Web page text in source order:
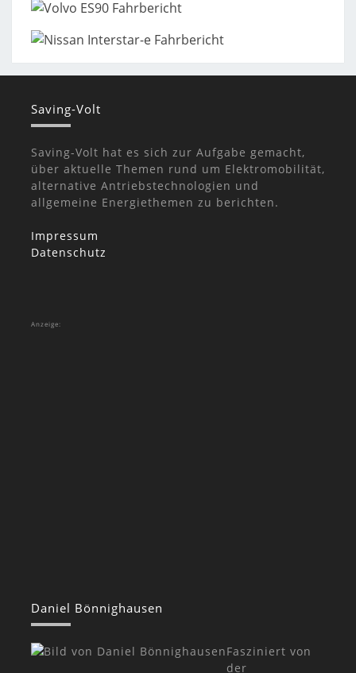
Saving-Volt
Saving-Volt hat es sich zur Aufgabe gemacht,
über aktuelle Themen rund um Elektromobilität,
alternative Antriebstechnologien und
allgemeine Energiethemen zu berichten.
Impressum
Datenschutz
Anzeige:
Daniel Bönnighausen
Fasziniert von
der